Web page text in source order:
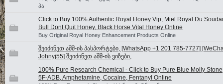
პა
Click to Buy 100% Authentic Royal Honey Vip, Miel Royal Du
Bull Dont Quit Honey, Black Horse Vital Honey Online
Buy Original Royal Honey Enhancement Products Online
შეიძინეთ აშშ-ის პასპორტები, [WhatsApp +1 201 785-7727]
Johnyj55] შეიძინეთ აშშ-ის ვიზები,
100% Pure Research Chemical - Click to Buy Pure Blue Molly
5F-ADB, Amphetamine, Cocaine, Fentanyl Online